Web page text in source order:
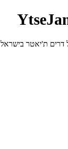
דרים ת'יאטר בישראל